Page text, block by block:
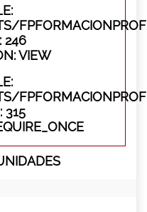
246
VIEW
315